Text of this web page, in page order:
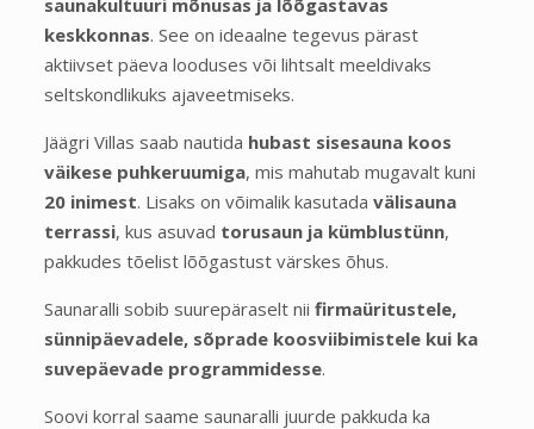
saunakultuuri mõnusas ja lõõgastavas
keskkonnas. See on ideaalne tegevus pärast
aktiivset päeva looduses või lihtsalt meeldivaks
seltskondlikuks ajaveetmiseks.
Jäägri Villas saab nautida hubast sisesauna koos
väikese puhkeruumiga, mis mahutab mugavalt kuni
20 inimest. Lisaks on võimalik kasutada välisauna
terrassi, kus asuvad torusaun ja kümblustünn,
pakkudes tõelist lõõgastust värskes õhus.
Saunaralli sobib suurepäraselt nii firmaüritustele,
sünnipäevadele, sõprade koosviibimistele kui ka
suvepäevade programmidesse.
Soovi korral saame saunaralli juurde pakkuda ka